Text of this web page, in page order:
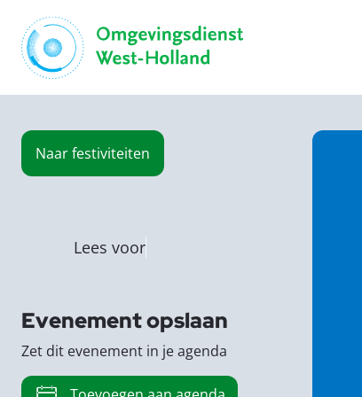
Naarfestiviteiten
Lees voor
Evenement opslaan
Zet dit evenement in je agenda